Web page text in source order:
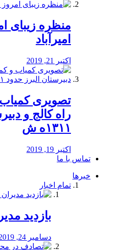
منظره‌‌ زیبای
امیرآباد
اکتبر 21, 2019
️تصویری کمیاب
راه كالج و
۱۳۱۱ه ش
اکتبر 19, 2019
تماس با ما
خبرها
تمام اخبار
بازدید
دسامبر 24, 2019